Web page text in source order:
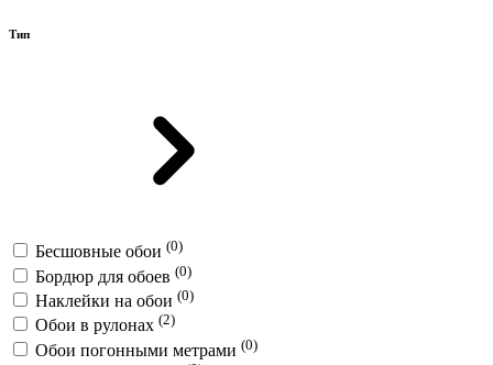
Тип
Бесшовные обои (0)
Бордюр для обоев (0)
Наклейки на обои (0)
Обои в рулонах (2)
Обои погонными метрами (0)